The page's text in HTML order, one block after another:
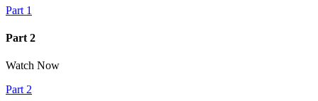
Part 1
Part 2
Watch Now
Part 2